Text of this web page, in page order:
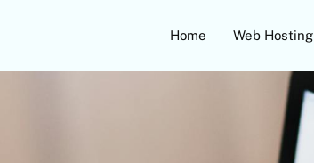
Home Web Hosting